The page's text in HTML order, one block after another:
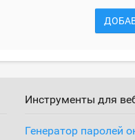
Инструменты для
Генератор паролей